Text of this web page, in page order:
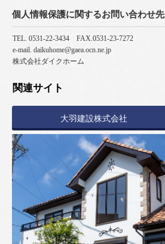
個人情報保護に関するお問い合わせ先
TEL. 0531-22-3434 FAX.0531-23-7272
e-mail. daikuhome@gaea.ocn.ne.jp
株式会社ダイクホーム
関連サイト
大羽建設株式会社